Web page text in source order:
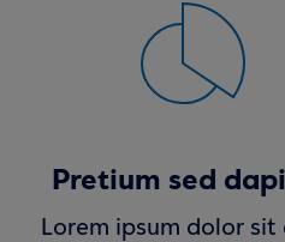
Pretium sed
Lorem ipsum dolor sit